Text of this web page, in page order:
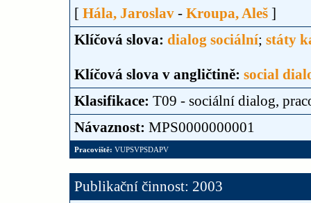
[ Hála, Jaroslav - Kroupa, Aleš ]
Klíčová slova: dialog sociální; státy
Klíčová slova v angličtině: social
Klasifikace: T09 - sociální dialog,
Návaznost: MPS0000000001
Pracoviště: VUPSVPSDAPV
Publikační činnost: 2003